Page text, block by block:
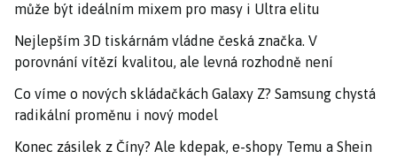
může být ideálním mixem pro masy i Ultra elitu
Nejlepším 3D tiskárnám vládne česká značka. V
porovnání vítězí kvalitou, ale levná rozhodně není
Co víme o nových skládačkách Galaxy Z? Samsung chystá
radikální proměnu i nový model
Konec zásilek z Číny? Ale kdepak, e-shopy Temu a Shein